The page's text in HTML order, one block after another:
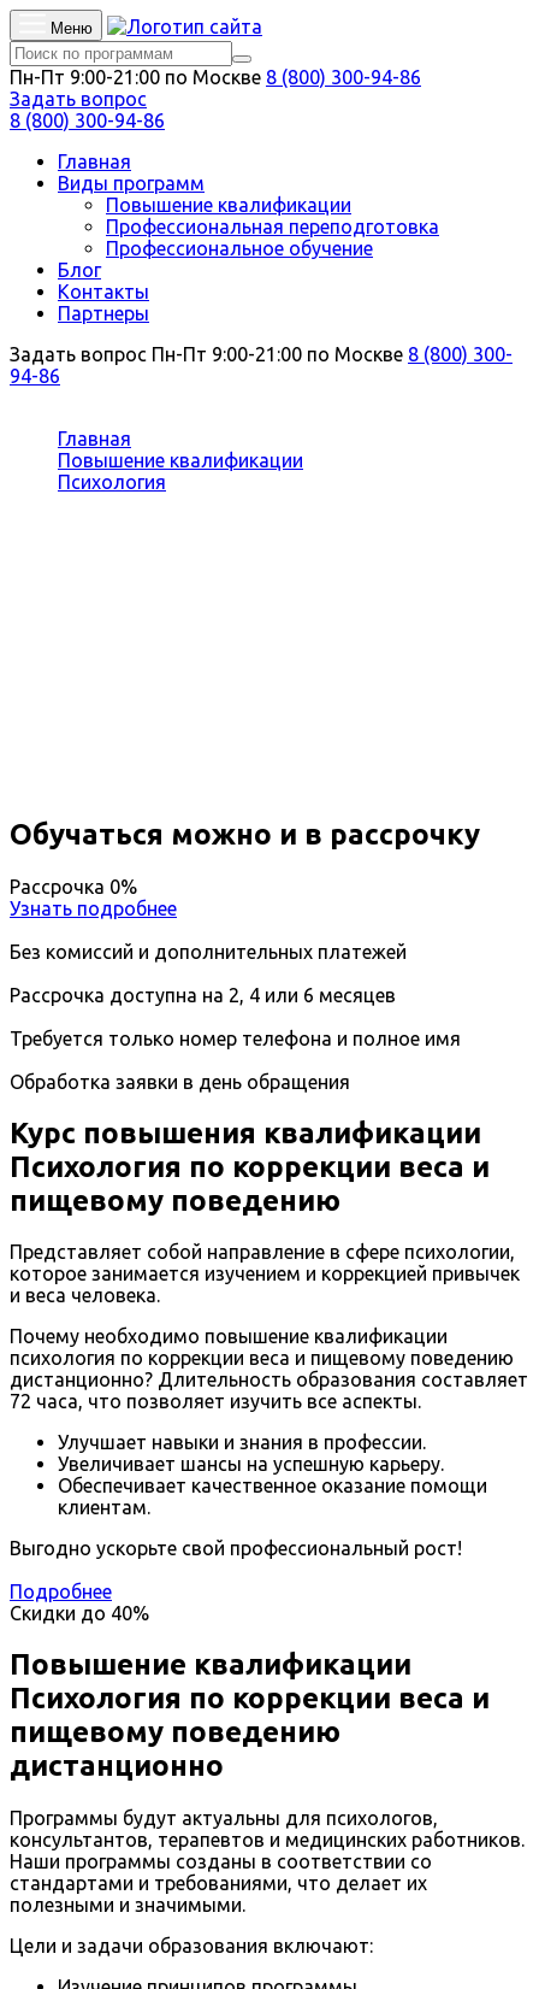
Меню
Пн-Пт 9:00-21:00 по Москве 8 (800) 300-94-86
Задать вопрос
8 (800) 300-94-86
Главная
Виды программ
Повышение квалификации
Профессиональная переподготовка
Профессиональное обучение
Блог
Контакты
Партнеры
Задать вопрос Пн-Пт 9:00-21:00 по Москве 8 (800) 300-
94-86
Главная
Повышение квалификации
Психология
Обучаться можно и в рассрочку
Рассрочка 0%
Узнать подробнее
Без комиссий и дополнительных платежей
Рассрочка доступна на 2, 4 или 6 месяцев
Требуется только номер телефона и полное имя
Обработка заявки в день обращения
Курс повышения квалификации
Психология по коррекции веса и
пищевому поведению
Представляет собой направление в сфере психологии,
которое занимается изучением и коррекцией привычек
и веса человека.
Почему необходимо повышение квалификации
психология по коррекции веса и пищевому поведению
дистанционно? Длительность образования составляет
72 часа, что позволяет изучить все аспекты.
Улучшает навыки и знания в профессии.
Увеличивает шансы на успешную карьеру.
Обеспечивает качественное оказание помощи
клиентам.
Выгодно ускорьте свой профессиональный рост!
Подробнее
Скидки до 40%
Повышение квалификации
Психология по коррекции веса и
пищевому поведению
дистанционно
Программы будут актуальны для психологов,
консультантов, терапевтов и медицинских работников.
Наши программы созданы в соответствии со
стандартами и требованиями, что делает их
полезными и значимыми.
Цели и задачи образования включают: